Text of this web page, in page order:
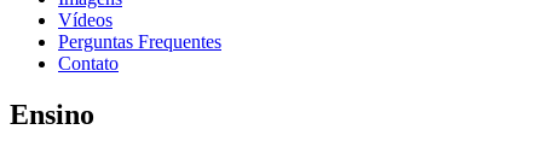
Vídeos
Perguntas Frequentes
Contato
Ensino